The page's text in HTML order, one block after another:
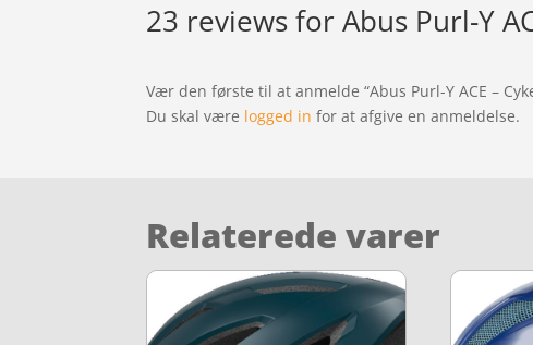
23 reviews forAbus Purl-Y
Vær den første til at anmelde “Abus Purl-Y ACE –
Du skal være logged in for at afgive en anmeldelse.
Relaterede varer